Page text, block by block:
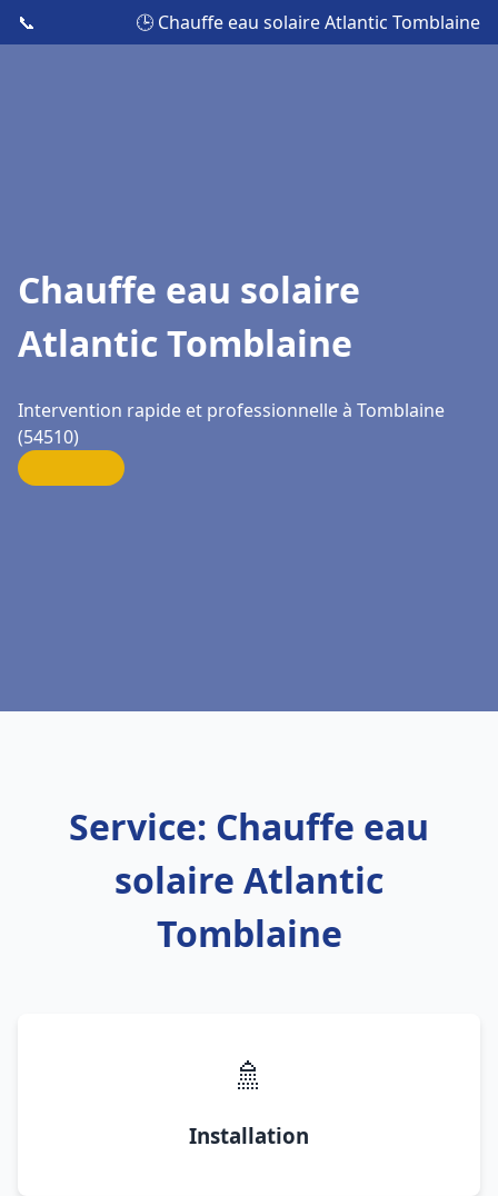
📞 🕒 Chauffe eau solaire Atlantic Tomblaine
Chauffe eau solaire
Atlantic Tomblaine
Intervention rapide et professionnelle à Tomblaine
(54510)
Service: Chauffe eau
solaire Atlantic
Tomblaine
🚿
Installation